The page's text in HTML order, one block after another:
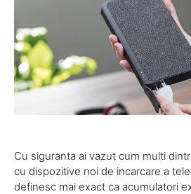
Cu siguranta ai vazut cum multi
cu dispozitive noi de incarcare a
definesc mai exact ca acumulatori